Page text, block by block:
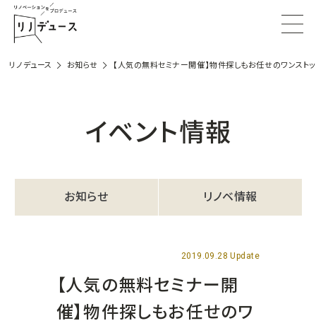
リノデュース お知らせ 【人気の無料セミナー開催】物件探しもお任せのワンスト
イベント情報
お知らせ リノベ情報
2019.09.28 Update
【人気の無料セミナー開
催】物件探しもお任せのワ